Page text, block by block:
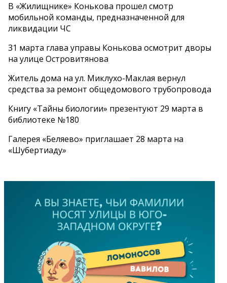
В «Жилищнике» Конькова прошел смотр
мобильной команды, предназначенной для
ликвидации ЧС
31 марта глава управы Конькова осмотрит дворы
на улице Островитянова
Житель дома на ул. Миклухо-Маклая вернул
средства за ремонт общедомового трубопровода
Книгу «Тайны биологии» презентуют 29 марта в
библиотеке №180
Галерея «Беляево» приглашает 28 марта на
«Шубертиаду»